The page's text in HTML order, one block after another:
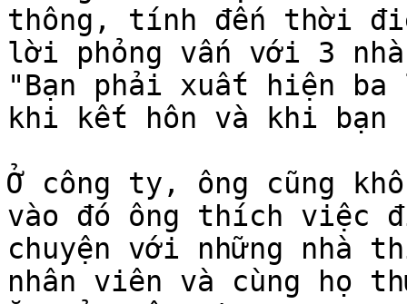
thông, tính đến thời
lời phỏng vấn với 3
"Bạn phải xuất hiện
khi kết hôn và khi
Ở công ty, ông cũng
vào đó ông thích việc
chuyện với những nhà
nhân viên và cùng họ